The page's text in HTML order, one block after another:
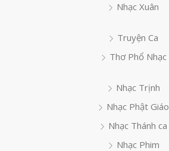
Nhạc Xuân
Truyện Ca
Thơ Phổ Nhạc
Nhạc Trịnh
Nhạc Phật Giáo
Nhạc Thánh ca
Nhạc Phim